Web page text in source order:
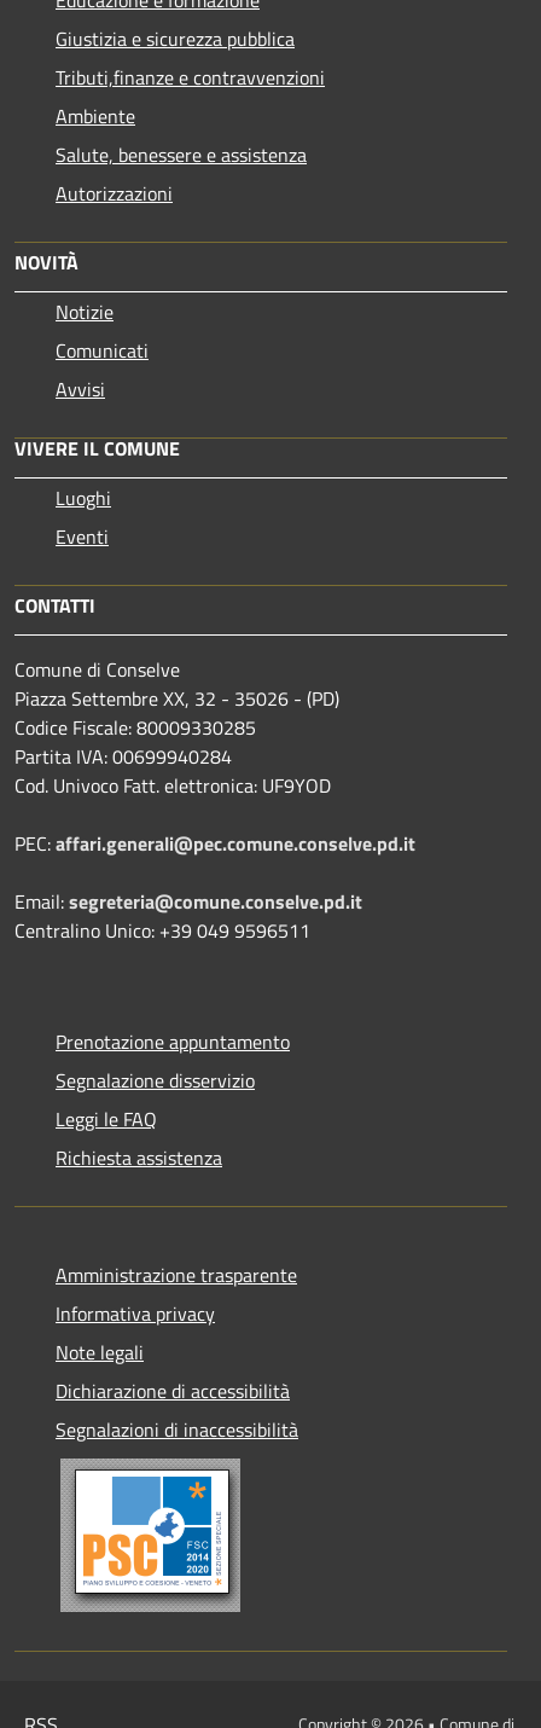
Giustizia e sicurezza pubblica
Tributi,finanze e contravvenzioni
Ambiente
Salute, benessere e assistenza
Autorizzazioni
NOVITÀ
Notizie
Comunicati
Avvisi
VIVERE IL COMUNE
Luoghi
Eventi
CONTATTI
Comune di Conselve
Piazza Settembre XX, 32 - 35026 - (PD)
Codice Fiscale: 80009330285
Partita IVA: 00699940284
Cod. Univoco Fatt. elettronica: UF9YOD
PEC:affari.generali@pec.comune.conselve.pd.it
Email:segreteria@comune.conselve.pd.it
Centralino Unico: +39 049 9596511
Prenotazione appuntamento
Segnalazione disservizio
Leggi le FAQ
Richiesta assistenza
Amministrazione trasparente
Informativa privacy
Note legali
Dichiarazione di accessibilità
Segnalazioni di inaccessibilità